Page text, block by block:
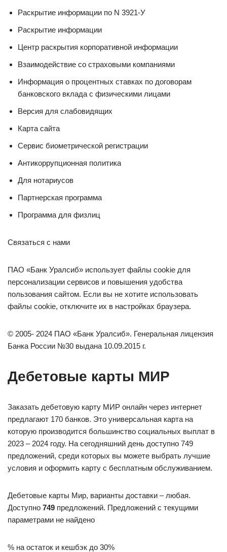
Раскрытие информации по N 3921-У
Раскрытие информации
Центр раскрытия корпоративной информации
Взаимодействие со страховыми компаниями
Информация о процентных ставках по договорам
банковского вклада с физическими лицами
Версия для слабовидящих
Карта сайта
Сервис биометрической регистрации
Антикоррупционная политика
Для нотариусов
Партнерская программа
Программа для физлиц
Связаться с нами
ПАО «Банк Уралсиб» использует файлы cookie для
персонализации сервисов и повышения удобства
пользования сайтом. Если вы не хотите использовать
файлы cookie, отключите их в настройках браузера.
© 2005- 2024 ПАО «Банк Уралсиб». Генеральная лицензия
Банка России №30 выдана 10.09.2015 г.
Дебетовые карты МИР
Заказать дебетовую карту МИР онлайн через интернет
предлагают 170 банков. Это универсальная карта на
которую производится большинство социальных выплат в
2023 – 2024 году. На сегодняшний день доступно 749
предложений, среди которых вы можете выбрать лучшие
условия и оформить карту с бесплатным обслуживанием.
Дебетовые карты Мир, варианты доставки – любая.
Доступно 749 предложений. Предложений с текущими
параметрами не найдено
% на остаток и кешбэк до 30%